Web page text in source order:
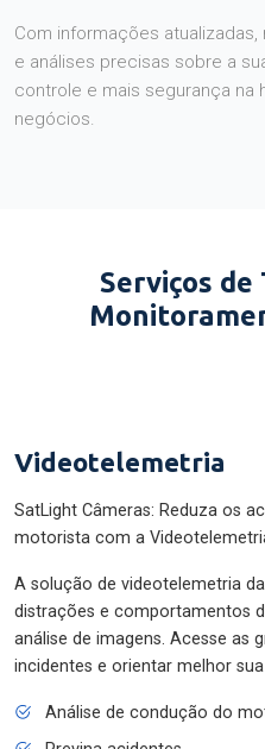
Com informações
e análises precisas sobre a
controle e mais segurança na
negócios.
Serviços
Videotelemetria
SatLight Câmeras: Reduza os
motorista com a
A solução de videotelemetria
distrações e comportamentos
análise de imagens. Acesse as
incidentes e orientar melhor sua
Análise de condução do